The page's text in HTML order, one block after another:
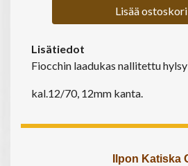
Lisää
Lisätiedot
Fiocchin laadukas nallitettu
kal.12/70, 12mm kanta.
Ilpon Katiska